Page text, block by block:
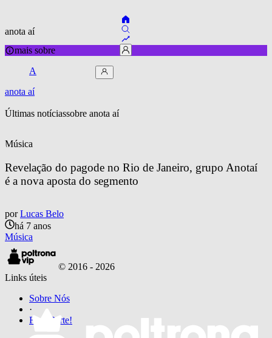
anota aí
mais sobre
A
anota aí
Últimas notíciassobre anota aí
Música
Revelação do pagode no Rio de Janeiro, grupo Anotaí
é a nova aposta do segmento
por Lucas Belo
há 7 anos
Música
© 2016 - 2026
Links úteis
Sobre Nós
·
Faça Parte!